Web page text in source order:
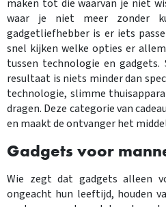
maken tot die waarvan je niet
waar je niet meer zonder
gadgetliefhebber is er iets
snel kijken welke opties er
tussen technologie en
resultaat is niets minder dan
technologie, slimme
dragen. Deze categorie van
en maakt de ontvanger het
Gadgets voor
Wie zegt dat gadgets alleen
ongeacht hun leeftijd, houden